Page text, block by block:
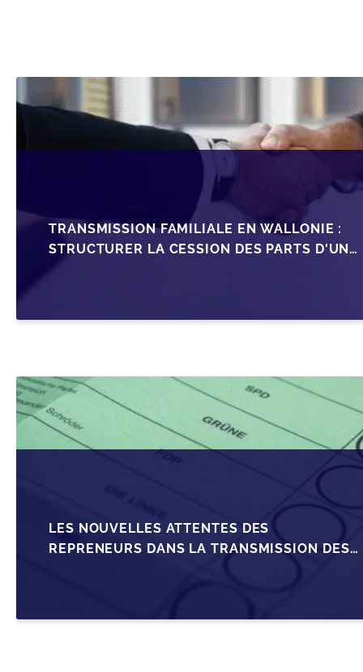
TRANSMISSION FAMILIALE EN WALLONIE :
STRUCTURER LA CESSION DES PARTS D'UNE
SRL
LES NOUVELLES ATTENTES DES
REPRENEURS DANS LA TRANSMISSION DES